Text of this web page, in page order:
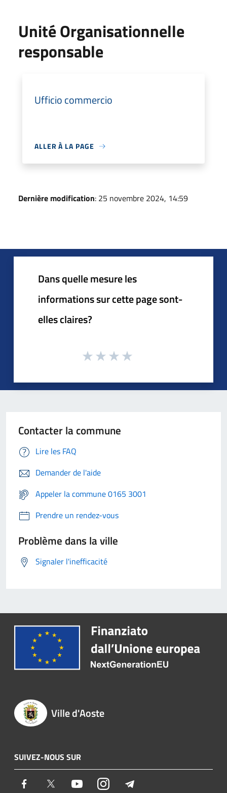
Unité Organisationnelle
responsable
Ufficio commercio
ALLER À LA PAGE
Dernière modification: 25 novembre 2024, 14:59
Dans quelle mesure les
informations sur cette page sont-
elles claires?
Contacter la commune
Lire les FAQ
Demander de l'aide
Appeler la commune 0165 3001
Prendre un rendez-vous
Problème dans la ville
Signaler l'inefficacité
Ville d'Aoste
SUIVEZ-NOUS SUR
Facebook Twitter YoutubeInstagram